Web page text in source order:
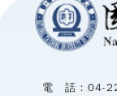
電 話：04-